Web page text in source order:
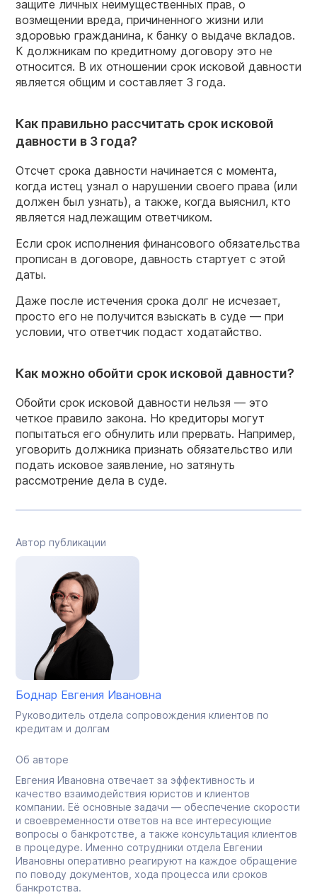
защите личных неимущественных прав, о
возмещении вреда, причиненного жизни или
здоровью гражданина, к банку о выдаче вкладов.
К должникам по кредитному договору это не
относится. В их отношении срок исковой давности
является общим и составляет 3 года.
Как правильно рассчитать срок исковой
давности в 3 года?
Отсчет срока давности начинается с момента,
когда истец узнал о нарушении своего права (или
должен был узнать), а также, когда выяснил, кто
является надлежащим ответчиком.
Если срок исполнения финансового обязательства
прописан в договоре, давность стартует с этой
даты.
Даже после истечения срока долг не исчезает,
просто его не получится взыскать в суде — при
условии, что ответчик подаст ходатайство.
Как можно обойти срок исковой давности?
Обойти срок исковой давности нельзя — это
четкое правило закона. Но кредиторы могут
попытаться его обнулить или прервать. Например,
уговорить должника признать обязательство или
подать исковое заявление, но затянуть
рассмотрение дела в суде.
Автор публикации
Боднар Евгения Ивановна
Руководитель отдела сопровождения клиентов по
кредитам и долгам
Об авторе
Евгения Ивановна отвечает за эффективность и
качество взаимодействия юристов и клиентов
компании. Её основные задачи — обеспечение скорости
и своевременности ответов на все интересующие
вопросы о банкротстве, а также консультация клиентов
в процедуре. Именно сотрудники отдела Евгении
Ивановны оперативно реагируют на каждое обращение
по поводу документов, хода процесса или сроков
банкротства.